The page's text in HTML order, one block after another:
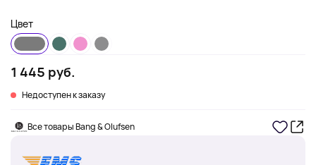
Цвет
1 445 руб.
Недоступен к заказу
Все товары Bang & Olufsen